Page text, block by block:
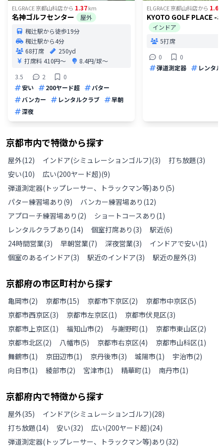
ELGRACE 京都山科店から 1.37km
名神ゴルフセンター
屋外
椥辻駅から徒歩19分
椥辻駅から4分
68打席
250yd
打席料410円〜
8.4円/球〜
3.5
2
0
安い
200ヤード超
パター
バンカー
レンタルクラブ
早朝
深夜
ELGRACE 京都山科店から 1.66
KYOTO GOLF PLACE -
インドア
5打席
0
0
弾道測定器
レンタ
京都市内で特徴から探す
屋外(12) インドア(シミュレーションゴルフ)(3) 打ち放題(3)
安い(10) 広い(200ヤード超)(9)
弾道測定器(トップレーサー、トラックマン等)あり (5)
パター練習場あり (9) バンカー練習場あり (12)
アプローチ練習場あり (2) ショートコースあり (1)
レンタルクラブあり (14) 個室打席あり (3) 駅近(6)
24時間営業(3) 早朝営業(7) 深夜営業(3) インドアで安い(1)
個室のあるインドア(3) 駅近のインドア(3) 駅近の屋外(3)
京都府の市区町村から探す
亀岡市(2) 京都市(15) 京都市下京区(2) 京都市中京区(5)
京都市西京区(3) 京都市左京区(1) 京都市伏見区(3)
京都市上京区(1) 福知山市(2) 与謝野町(1) 京都市東山区(2)
京都市北区(2) 八幡市(5) 京都市右京区(4) 京都市山科区(1)
舞鶴市(1) 京田辺市(1) 京丹後市(3) 城陽市(1) 宇治市(2)
向日市(1) 綾部市(2) 宮津市(1) 精華町(1) 南丹市(1)
京都府内で特徴から探す
屋外(35) インドア(シミュレーションゴルフ)(28)
打ち放題(14) 安い(32) 広い(200ヤード超)(24)
弾道測定器(トップレーサー、トラックマン等)あり (32)